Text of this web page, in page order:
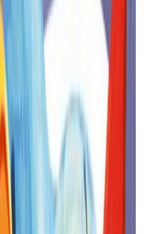
στο σχολείο του εκεί στη Δρακοχώρα.
είναι να φύγει, να πετάξει σαν
στο Έβερεστ, να ταξιδέψει στον
στο φεγγάρι και να φάει δέκα
τρελαίνεται για παγωτά! Του αρέσουν
Ισίδωρε, προσοχή: κάτι σε ρωτάει